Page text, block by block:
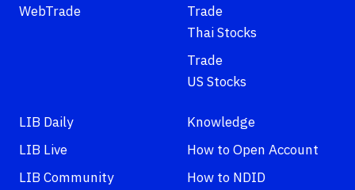
WebTrade
Trade
Thai Stocks
Trade
US Stocks
LIB Daily
LIB Live
LIB Community
Knowledge
How to Open Account
How to NDID